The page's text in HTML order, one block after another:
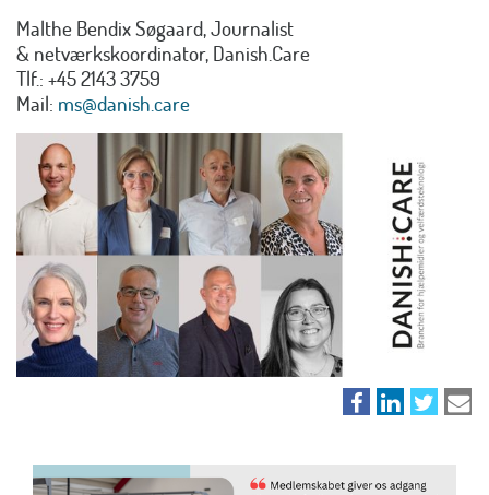
Malthe Bendix Søgaard, Journalist
& netværkskoordinator, Danish.Care
Tlf.: +45 2143 3759
Mail: ms@danish.care